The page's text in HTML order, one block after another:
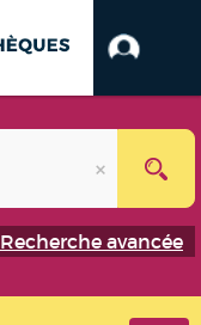
Recherche avancée